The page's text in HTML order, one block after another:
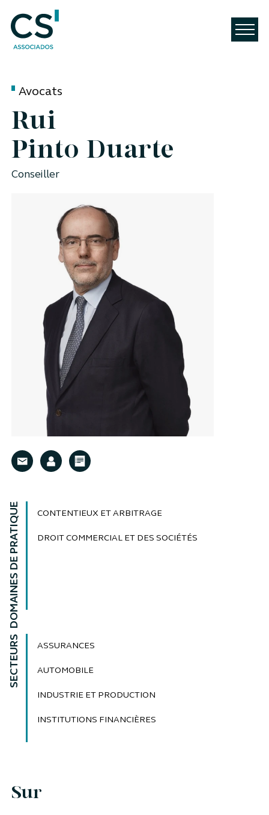
Avocats
Rui
Pinto Duarte
Conseiller
DOMAINES DE PRATIQUE CONTENTIEUX ET ARBITRAGE
DROIT COMMERCIAL ET DES SOCIÉTÉS
SECTEURS ASSURANCES
AUTOMOBILE
INDUSTRIE ET PRODUCTION
INSTITUTIONS FINANCIÈRES
Sur